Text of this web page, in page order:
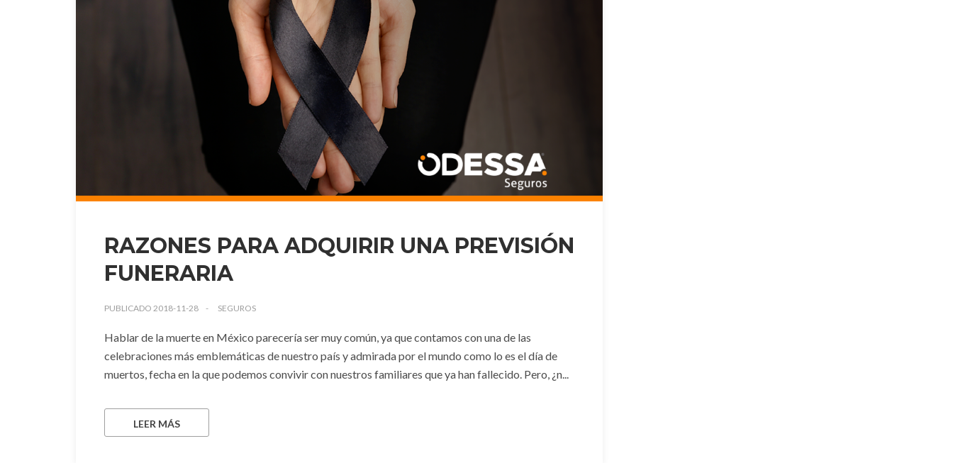
RAZONES PARA ADQUIRIR UNA PREVISIÓN
FUNERARIA
PUBLICADO 2018-11-28 SEGUROS
Hablar de la muerte en México parecería ser muy común, ya que contamos con una de las
celebraciones más emblemáticas de nuestro país y admirada por el mundo como lo es el día de
muertos, fecha en la que podemos convivir con nuestros familiares que ya han fallecido. Pero, ¿n...
LEER MÁS